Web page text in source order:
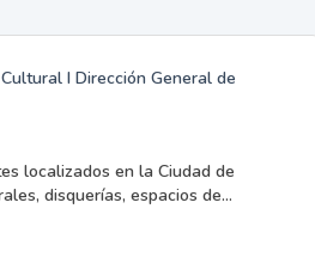
I Dirección General de
localizados en la Ciudad de
disquerías, espacios de...